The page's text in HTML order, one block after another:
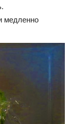
медленно